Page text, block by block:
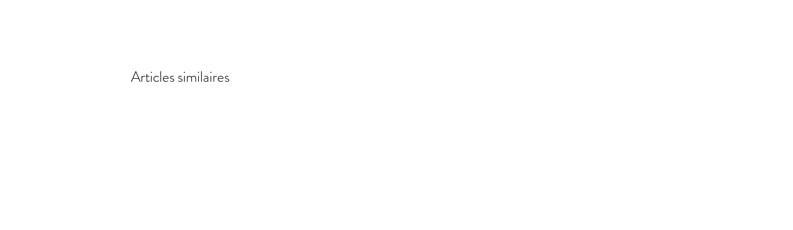
Articles similaires